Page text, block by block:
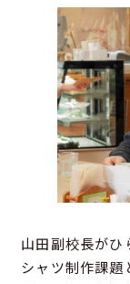
山田副校長がひ
シャツ制作課題